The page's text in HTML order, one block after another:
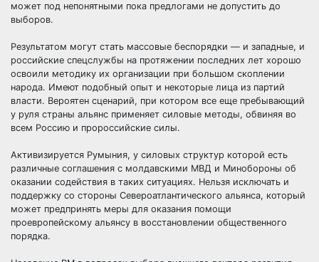
может под непонятными пока предлогами не допустить до
выборов.
Результатом могут стать массовые беспорядки — и западные, и
российские спецслужбы на протяжении последних лет хорошо
освоили методику их организации при большом скоплении
народа. Имеют подобный опыт и некоторые лица из партий
власти. Вероятен сценарий, при котором все еще пребывающий
у руля страны альянс применяет силовые методы, обвиняя во
всем Россию и пророссийские силы.
Активизируется Румыния, у силовых структур которой есть
различные соглашения с молдавскими МВД и Минобороны об
оказании содействия в таких ситуациях. Нельзя исключать и
поддержку со стороны Североатлантического альянса, который
может предпринять меры для оказания помощи
проевропейскому альянсу в восстановлении общественного
порядка.